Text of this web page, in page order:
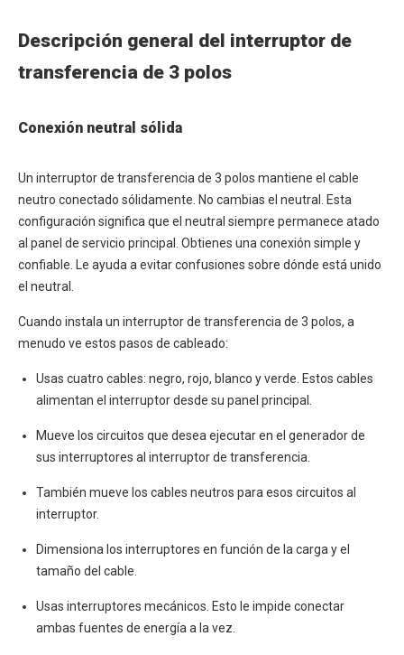
Descripción general del interruptor de
transferencia de 3 polos
Conexión neutral sólida
Un interruptor de transferencia de 3 polos mantiene el cable
neutro conectado sólidamente. No cambias el neutral. Esta
configuración significa que el neutral siempre permanece atado
al panel de servicio principal. Obtienes una conexión simple y
confiable. Le ayuda a evitar confusiones sobre dónde está unido
el neutral.
Cuando instala un interruptor de transferencia de 3 polos, a
menudo ve estos pasos de cableado:
Usas cuatro cables: negro, rojo, blanco y verde. Estos cables
alimentan el interruptor desde su panel principal.
Mueve los circuitos que desea ejecutar en el generador de
sus interruptores al interruptor de transferencia.
También mueve los cables neutros para esos circuitos al
interruptor.
Dimensiona los interruptores en función de la carga y el
tamaño del cable.
Usas interruptores mecánicos. Esto le impide conectar
ambas fuentes de energía a la vez.